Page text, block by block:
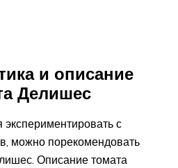
и описание
Делишес
экспериментировать с
можно порекомендовать
Описание томата